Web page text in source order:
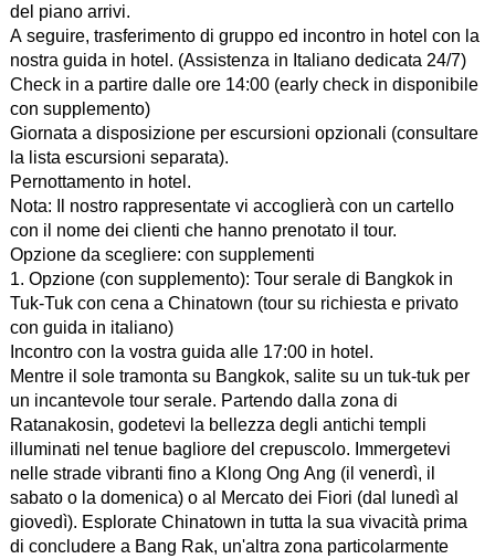
del piano arrivi.
A seguire, trasferimento di gruppo ed incontro in hotel con la
nostra guida in hotel. (Assistenza in Italiano dedicata 24/7)
Check in a partire dalle ore 14:00 (early check in disponibile
con supplemento)
Giornata a disposizione per escursioni opzionali (consultare
la lista escursioni separata).
Pernottamento in hotel.
Nota: Il nostro rappresentate vi accoglierà con un cartello
con il nome dei clienti che hanno prenotato il tour.
Opzione da scegliere: con supplementi
1. Opzione (con supplemento): Tour serale di Bangkok in
Tuk-Tuk con cena a Chinatown (tour su richiesta e privato
con guida in italiano)
Incontro con la vostra guida alle 17:00 in hotel.
Mentre il sole tramonta su Bangkok, salite su un tuk-tuk per
un incantevole tour serale. Partendo dalla zona di
Ratanakosin, godetevi la bellezza degli antichi templi
illuminati nel tenue bagliore del crepuscolo. Immergetevi
nelle strade vibranti fino a Klong Ong Ang (il venerdì, il
sabato o la domenica) o al Mercato dei Fiori (dal lunedì al
giovedì). Esplorate Chinatown in tutta la sua vivacità prima
di concludere a Bang Rak, un'altra zona particolarmente